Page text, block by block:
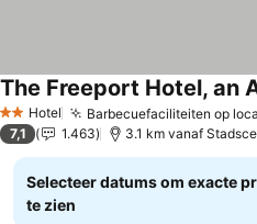
2 Sterren
Hotel Barbecuefaciliteiten op
7,1 1.463 3.1 km vanaf
Selecteer datums om exacte
te zien